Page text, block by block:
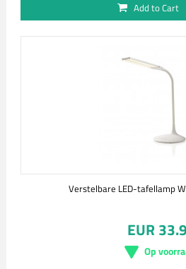
Add to Cart
Verstelbare LED-tafellamp
EUR
Op